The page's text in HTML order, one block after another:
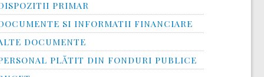
PRIMAR
SI INFORMATII FINANCIARE
DOCUMENTE
PLĂTIT DIN FONDURI PUBLICE